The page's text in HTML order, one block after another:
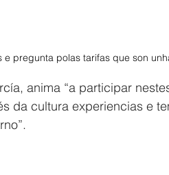
e pregunta polas tarifas que son
anima “a participar
da cultura experiencias e